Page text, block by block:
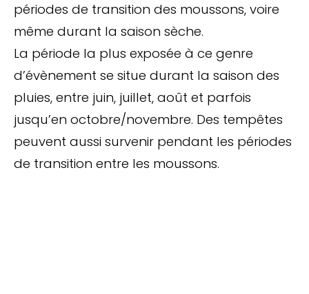
périodes de transition des moussons, voire
même durant la saison sèche.
La période la plus exposée à ce genre
d’évènement se situe durant la saison des
pluies, entre juin, juillet, août et parfois
jusqu’en octobre/novembre. Des tempêtes
peuvent aussi survenir pendant les périodes
de transition entre les moussons.